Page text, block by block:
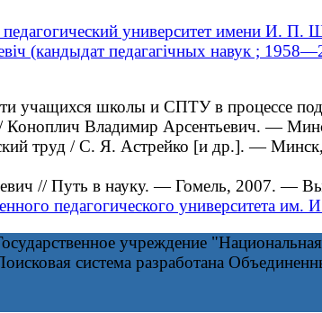
университет имени И. П.
(кандыдат педагагічных навук ;
учащихся школы и СПТУ в процессе
/ Коноплич Владимир Арсентьевич. —
труд / С. Я. Астрейко [и др.]. —
// Путь в науку. — Гомель, 2007.
педагогического университета
учреждение
система разработана